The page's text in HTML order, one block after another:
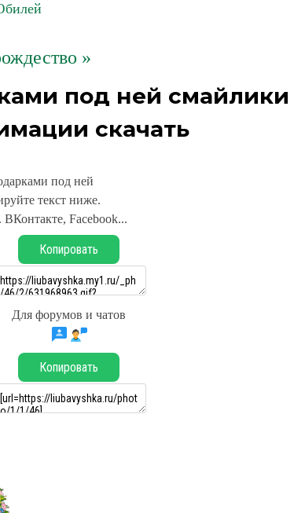
»
под ней смайлики
скачать
под ней
текст ниже.
Facebook...
Копировать
Для форумов и чатов
Копировать